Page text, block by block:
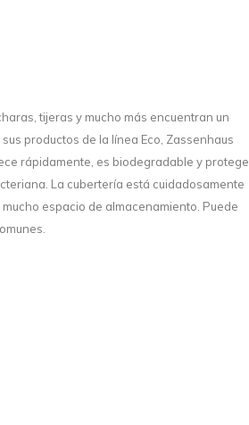
tijeras y mucho más encuentran un
productos de la línea Eco, Zassenhaus
rápidamente, es biodegradable y protege
La cubertería está cuidadosamente
espacio de almacenamiento. Puede